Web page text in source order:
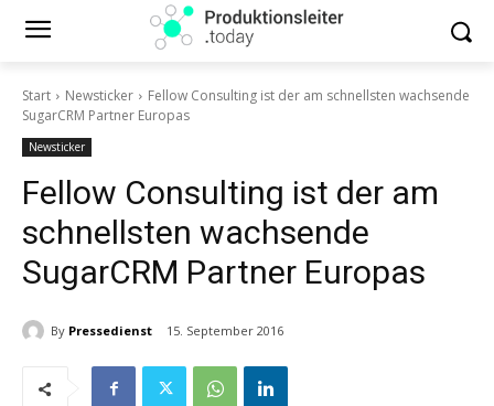
Start Newsticker
Fellow Consulting ist der am schnellsten wachsende
SugarCRM Partner Europas
Newsticker
Fellow Consulting ist der am
schnellsten wachsende
SugarCRM Partner Europas
By Pressedienst 15. September 2016